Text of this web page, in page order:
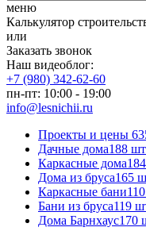
меню
Калькулятор
или
Заказать звонок
Наш видеоблог:
+7 (980) 342-62-60
пн-пт: 10:00 - 19:00
info@lesnichii.ru
Проекты и цены
Дачные дома188
Каркасные дома
Дома из бруса165
Каркасные бани
Бани из бруса119
Дома Барнхаус170